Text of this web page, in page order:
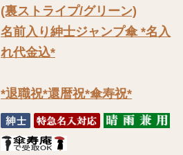
(裏ストライプ/グリーン)
名前入り紳士ジャンプ傘 *名入
れ代金込*
*退職祝*還暦祝*傘寿祝*